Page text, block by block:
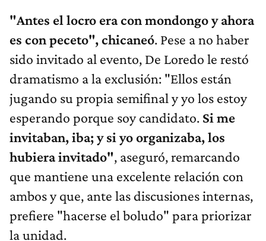
"Antes el locro era con mondongo y ahora
es con peceto", chicaneó. Pese a no haber
sido invitado al evento, De Loredo le restó
dramatismo a la exclusión: "Ellos están
jugando su propia semifinal y yo los estoy
esperando porque soy candidato. Si me
invitaban, iba; y si yo organizaba, los
hubiera invitado", aseguró, remarcando
que mantiene una excelente relación con
ambos y que, ante las discusiones internas,
prefiere "hacerse el boludo" para priorizar
la unidad.